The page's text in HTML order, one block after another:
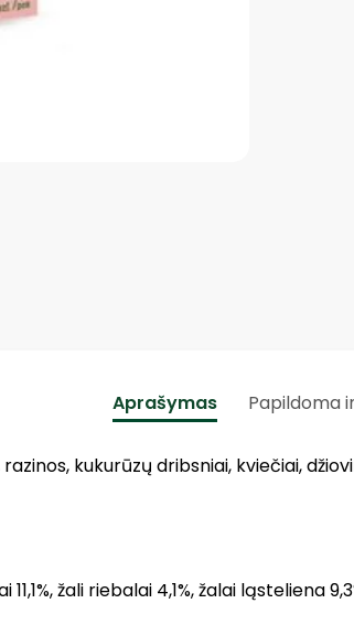
Aprašymas Papildoma
kukurūzų dribsniai, kviečiai,
žali riebalai 4,1%, žalai ląsteliena